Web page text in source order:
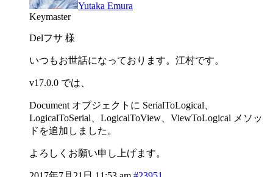
Yutaka Emura
Keymaster
Delフサ 様
いつもお世話になっております。江村です。
v17.0.0 では、
Document オブジェクトに SerialToLogical、
LogicalToSerial、LogicalToView、ViewToLogical メソッ
ドを追加しました。
よろしくお願い申し上げます。